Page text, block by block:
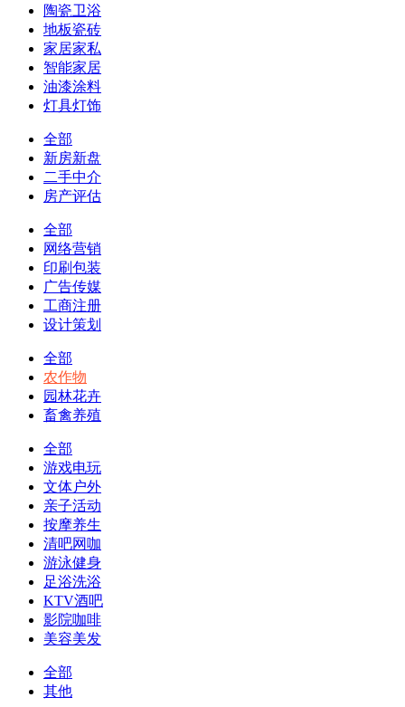
陶瓷卫浴
地板瓷砖
家居家私
智能家居
油漆涂料
灯具灯饰
全部
新房新盘
二手中介
房产评估
全部
网络营销
印刷包装
广告传媒
工商注册
设计策划
全部
农作物
园林花卉
畜禽养殖
全部
游戏电玩
文体户外
亲子活动
按摩养生
清吧网咖
游泳健身
足浴洗浴
KTV酒吧
影院咖啡
美容美发
全部
其他